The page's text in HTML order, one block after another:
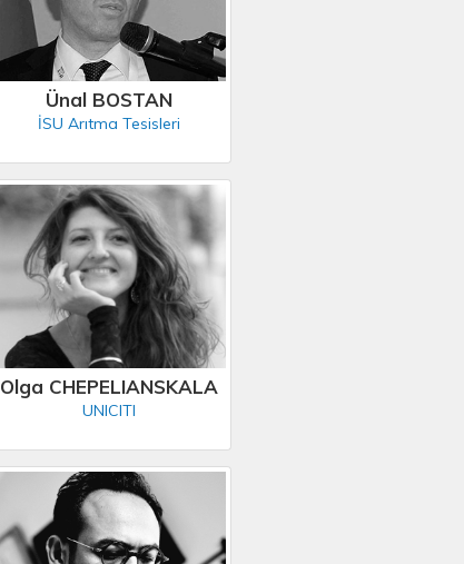
Ünal BOSTAN
İSU Arıtma Tesisleri
Olga CHEPELIANSKALA
UNICITI